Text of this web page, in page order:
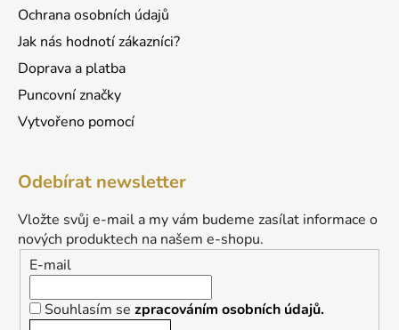
Ochrana osobních údajů
Jak nás hodnotí zákazníci?
Doprava a platba
Puncovní značky
Vytvořeno pomocí
Odebírat newsletter
Vložte svůj e-mail a my vám budeme zasílat informace o
nových produktech na našem e-shopu.
E-mail
Souhlasím se zpracováním osobních údajů.